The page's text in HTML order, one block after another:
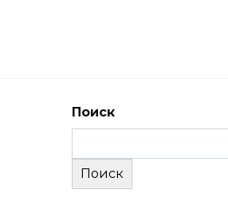
Поиск
Поиск